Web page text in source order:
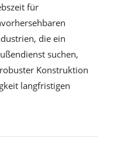
für
die ein
suchen,
Konstruktion
langfristigen